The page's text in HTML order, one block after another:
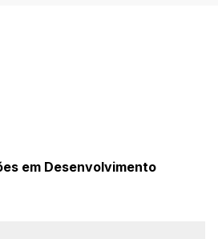
em Desenvolvimento